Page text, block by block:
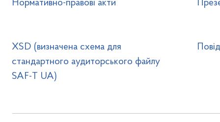
Нормативно-правові акти
XSD (визначена схема для
стандартного аудиторського файлу
SAF-T UA)